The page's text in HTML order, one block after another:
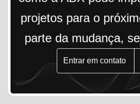
projetos para o
parte da mudança,
Entrar em contato